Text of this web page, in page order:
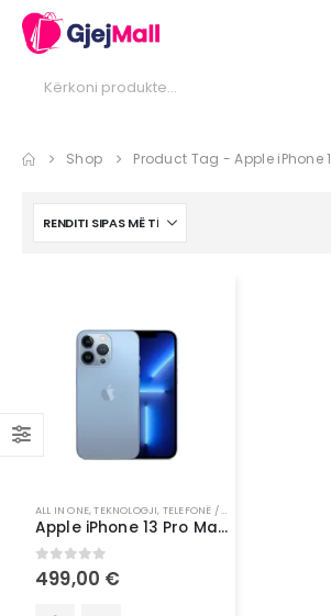
Shop Product Tag -Apple iPhone
ALL IN ONE,TEKNOLOGJI, TELEFONË / SMARTWATCH
Apple iPhone 13 Pro Max – Fuqi, Elegancë dhe Teknologji në Format Maksimal
0out of 5
499,00 €